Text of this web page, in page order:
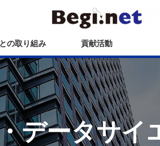
の取り組み 貢献活動
データサイ